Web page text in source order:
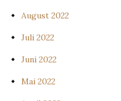
August 2022
Juli 2022
Juni 2022
Mai 2022